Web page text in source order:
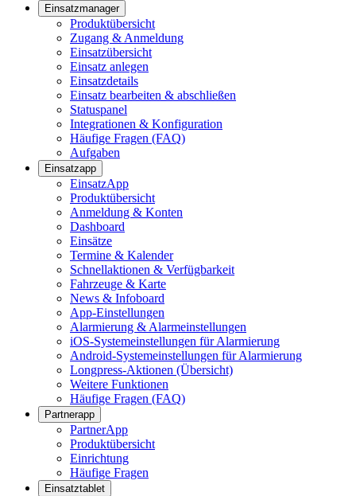
Einsatzmanager
Produktübersicht
Zugang & Anmeldung
Einsatzübersicht
Einsatz anlegen
Einsatzdetails
Einsatz bearbeiten & abschließen
Statuspanel
Integrationen & Konfiguration
Häufige Fragen (FAQ)
Aufgaben
Einsatzapp
EinsatzApp
Produktübersicht
Anmeldung & Konten
Dashboard
Einsätze
Termine & Kalender
Schnellaktionen & Verfügbarkeit
Fahrzeuge & Karte
News & Infoboard
App-Einstellungen
Alarmierung & Alarmeinstellungen
iOS-Systemeinstellungen für Alarmierung
Android-Systemeinstellungen für Alarmierung
Longpress-Aktionen (Übersicht)
Weitere Funktionen
Häufige Fragen (FAQ)
Partnerapp
PartnerApp
Produktübersicht
Einrichtung
Häufige Fragen
Einsatztablet